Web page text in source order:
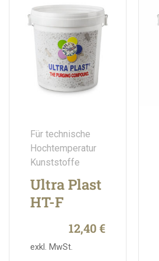
Für technische
Hochtemperatur
Kunststoffe
Ultra Plast
HT-F
12,40€
exkl. MwSt.